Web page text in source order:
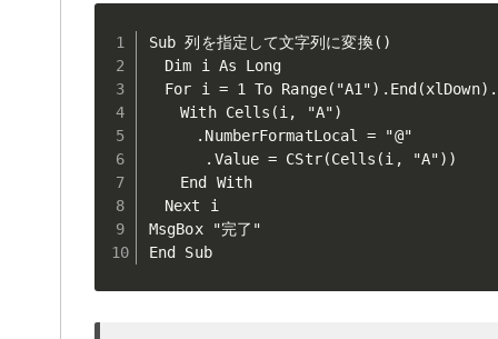
Sub 列を指定して文字列に変換()
Dim i As Long
For i = 1 To
With Cells(i, "A")
.NumberFormatLocal = "@"
.Value = CStr(Cells(i, "A"))
End With
Next i
MsgBox "完了"
End Sub